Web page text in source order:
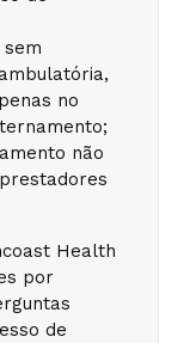
no
não
Health
por
de